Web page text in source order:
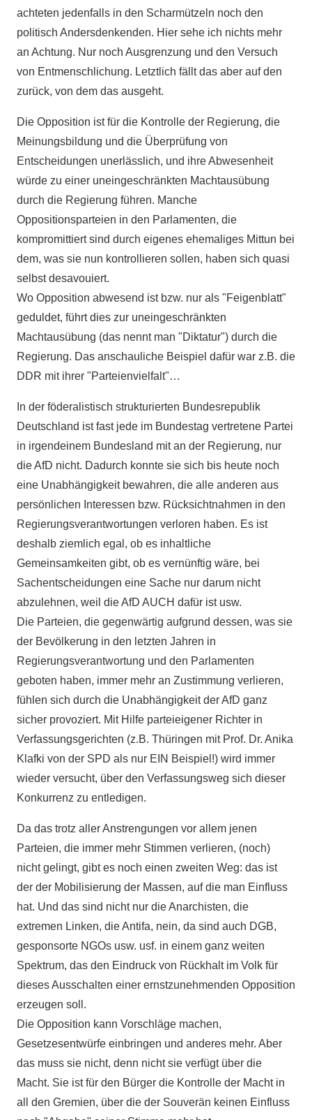
achteten jedenfalls in den Scharmützeln noch den
politisch Andersdenkenden. Hier sehe ich nichts mehr
an Achtung. Nur noch Ausgrenzung und den Versuch
von Entmenschlichung. Letztlich fällt das aber auf den
zurück, von dem das ausgeht.
Die Opposition ist für die Kontrolle der Regierung, die
Meinungsbildung und die Überprüfung von
Entscheidungen unerlässlich, und ihre Abwesenheit
würde zu einer uneingeschränkten Machtausübung
durch die Regierung führen. Manche
Oppositionsparteien in den Parlamenten, die
kompromittiert sind durch eigenes ehemaliges Mittun bei
dem, was sie nun kontrollieren sollen, haben sich quasi
selbst desavouiert.
Wo Opposition abwesend ist bzw. nur als "Feigenblatt"
geduldet, führt dies zur uneingeschränkten
Machtausübung (das nennt man "Diktatur") durch die
Regierung. Das anschauliche Beispiel dafür war z.B. die
DDR mit ihrer "Parteienvielfalt"…
In der föderalistisch strukturierten Bundesrepublik
Deutschland ist fast jede im Bundestag vertretene Partei
in irgendeinem Bundesland mit an der Regierung, nur
die AfD nicht. Dadurch konnte sie sich bis heute noch
eine Unabhängigkeit bewahren, die alle anderen aus
persönlichen Interessen bzw. Rücksichtnahmen in den
Regierungsverantwortungen verloren haben. Es ist
deshalb ziemlich egal, ob es inhaltliche
Gemeinsamkeiten gibt, ob es vernünftig wäre, bei
Sachentscheidungen eine Sache nur darum nicht
abzulehnen, weil die AfD AUCH dafür ist usw.
Die Parteien, die gegenwärtig aufgrund dessen, was sie
der Bevölkerung in den letzten Jahren in
Regierungsverantwortung und den Parlamenten
geboten haben, immer mehr an Zustimmung verlieren,
fühlen sich durch die Unabhängigkeit der AfD ganz
sicher provoziert. Mit Hilfe parteieigener Richter in
Verfassungsgerichten (z.B. Thüringen mit Prof. Dr. Anika
Klafki von der SPD als nur EIN Beispiel!) wird immer
wieder versucht, über den Verfassungsweg sich dieser
Konkurrenz zu entledigen.
Da das trotz aller Anstrengungen vor allem jenen
Parteien, die immer mehr Stimmen verlieren, (noch)
nicht gelingt, gibt es noch einen zweiten Weg: das ist
der der Mobilisierung der Massen, auf die man Einfluss
hat. Und das sind nicht nur die Anarchisten, die
extremen Linken, die Antifa, nein, da sind auch DGB,
gesponsorte NGOs usw. usf. in einem ganz weiten
Spektrum, das den Eindruck von Rückhalt im Volk für
dieses Ausschalten einer ernstzunehmenden Opposition
erzeugen soll.
Die Opposition kann Vorschläge machen,
Gesetzesentwürfe einbringen und anderes mehr. Aber
das muss sie nicht, denn nicht sie verfügt über die
Macht. Sie ist für den Bürger die Kontrolle der Macht in
all den Gremien, über die der Souverän keinen Einfluss